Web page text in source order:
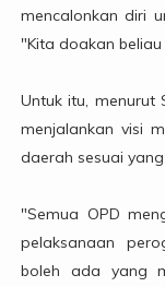
mencalonkan diri
"Kita doakan
Untuk itu, menurut
menjalankan visi
daerah sesuai
"Semua OPD
pelaksanaan
boleh ada yang